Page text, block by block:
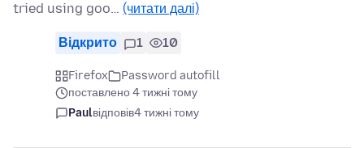
tried using goo… (читати далі)
Відкрито 1 10
Firefox
Password autofill
поставлено 4 тижні тому
Paulвідповів4 тижні тому